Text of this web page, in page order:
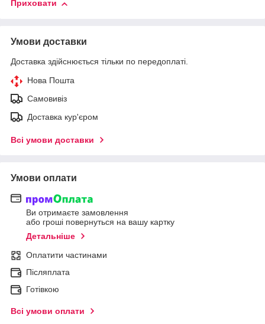
Приховати
Умови доставки
Доставка здійснюється тільки по передоплаті.
Нова Пошта
Самовивіз
Доставка кур'єром
Всі умови доставки
Умови оплати
Ви отримаєте замовлення
або гроші повернуться на вашу картку
Детальніше
Оплатити частинами
Післяплата
Готівкою
Всі умови оплати